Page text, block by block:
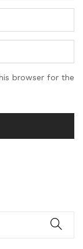
browser for the